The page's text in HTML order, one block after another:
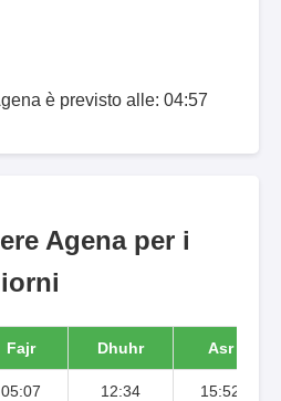
è previsto alle: 04:57
Agena per i
Fajr Dhuhr Asr
05:07 12:34 15:52